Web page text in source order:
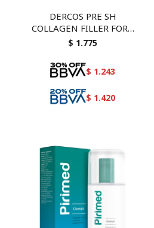
DERCOS PRE SH
COLLAGEN FILLER FORT
150
$ 1.775
$ 1.243
$ 1.420